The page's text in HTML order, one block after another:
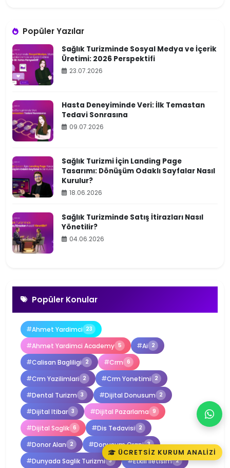
Popüler Yazılar
Sağlık Turizminde Sosyal Medya ve İçerik
Üretimi: 2026 Perspektifi
23.07.2026
Hasta Deneyiminde Veri: İlk Temastan
Tedavi Sonrasına
09.07.2026
Sağlık Turizmi İçin Landing Page
Tasarımı: Dönüşüm Odaklı Sayfalar Nasıl
Kurulur?
18.06.2026
Sağlık Turizminde Satış İtirazları Nasıl
Yönetilir?
04.06.2026
Popüler Konular
Ahmet Yardimci 23
Ahmet Yardimci Academy 5 Ai 2
Calisan Bagliligi 2 Crm 6
Crm Yazilimlari 2 Crm Yonetimi 2
Dental Turizm 3 Dijital Donusum 2
Dijital Itibar 3 Dijital Pazarlama 9
Dijital Saglik 6 Dis Tedavisi 2
Donor Alan 2 Donusum Orani 3
Dunyada Saglik Turizmi 3 Etkili Iletisim 2
ÜCRETSIZ KURUM ANALIZI